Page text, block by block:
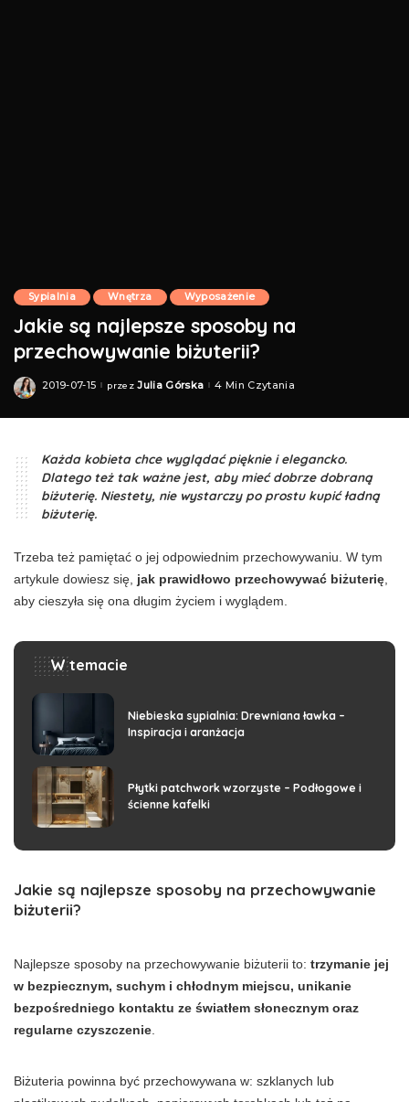
Sypialnia Wnętrza Wyposażenie
Jakie są najlepsze sposoby na
przechowywanie biżuterii?
2019-07-15Posted
przez Julia Górska 4 Min Czytania
Każda kobieta chce wyglądać pięknie i elegancko.
Dlatego też tak ważne jest, aby mieć dobrze dobraną
biżuterię. Niestety, nie wystarczy po prostu kupić ładną
biżuterię.
Trzeba też pamiętać o jej odpowiednim przechowywaniu. W tym
artykule dowiesz się, jak prawidłowo przechowywać biżuterię
aby cieszyła się ona długim życiem i wyglądem.
W temacie
Niebieska sypialnia: Drewniana ławka –
Inspiracja i aranżacja
Płytki patchwork wzorzyste – Podłogowe i
ścienne kafelki
Jakie są najlepsze sposoby na przechowywanie
biżuterii?
Najlepsze sposoby na przechowywanie biżuterii to: trzymanie jej
w bezpiecznym, suchym i chłodnym miejscu, unikanie
bezpośredniego kontaktu ze światłem słonecznym oraz
regularne czyszczenie
Biżuteria powinna być przechowywana w: szklanych lub